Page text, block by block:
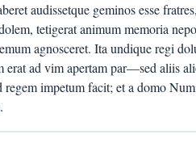
audissetque geminos esse
tetigerat animum memoria
agnosceret. Ita undique regi
ad vim apertam par—sed aliis
regem impetum facit; et a domo